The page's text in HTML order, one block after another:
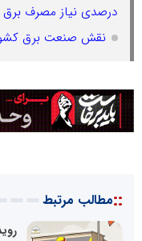
درصدی نیاز مصرف برق
نقش صنعت برق کشور
::مطالب مرتبط